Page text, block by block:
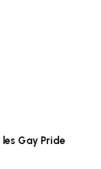
Gay Pride